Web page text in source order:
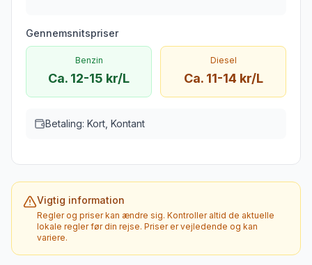
Gennemsnitspriser
Benzin
Ca. 12-15 kr/L
Diesel
Ca. 11-14 kr/L
Betaling: Kort, Kontant
Vigtig information
Regler og priser kan ændre sig. Kontroller altid de aktuelle
lokale regler før din rejse. Priser er vejledende og kan
variere.